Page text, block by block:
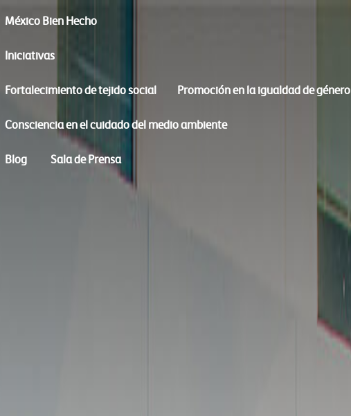
México Bien Hecho
Iniciativas
Fortalecimiento de tejido social Promoción en la igualdad de género
Consciencia en el cuidado del medio ambiente
Blog Sala de Prensa